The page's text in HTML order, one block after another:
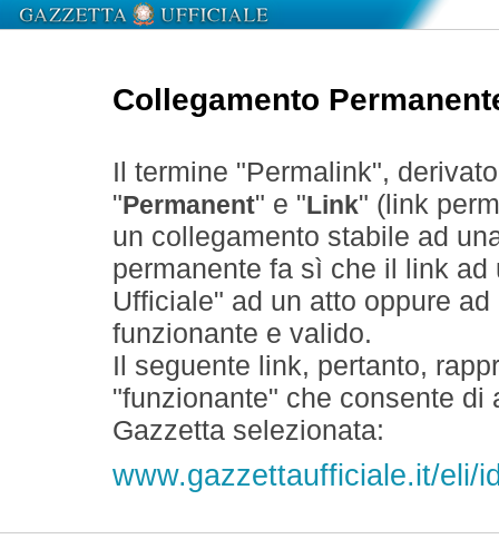
Collegamento
Il termine "Permalink",
" Permanent" e " Link" (link
un collegamento stabile ad
permanente fa sì che il link
Ufficiale" ad un atto oppure
funzionante e valido.
Il seguente link, pertanto,
"funzionante" che consente
Gazzetta selezionata:
www.gazzettaufficiale.it/eli/